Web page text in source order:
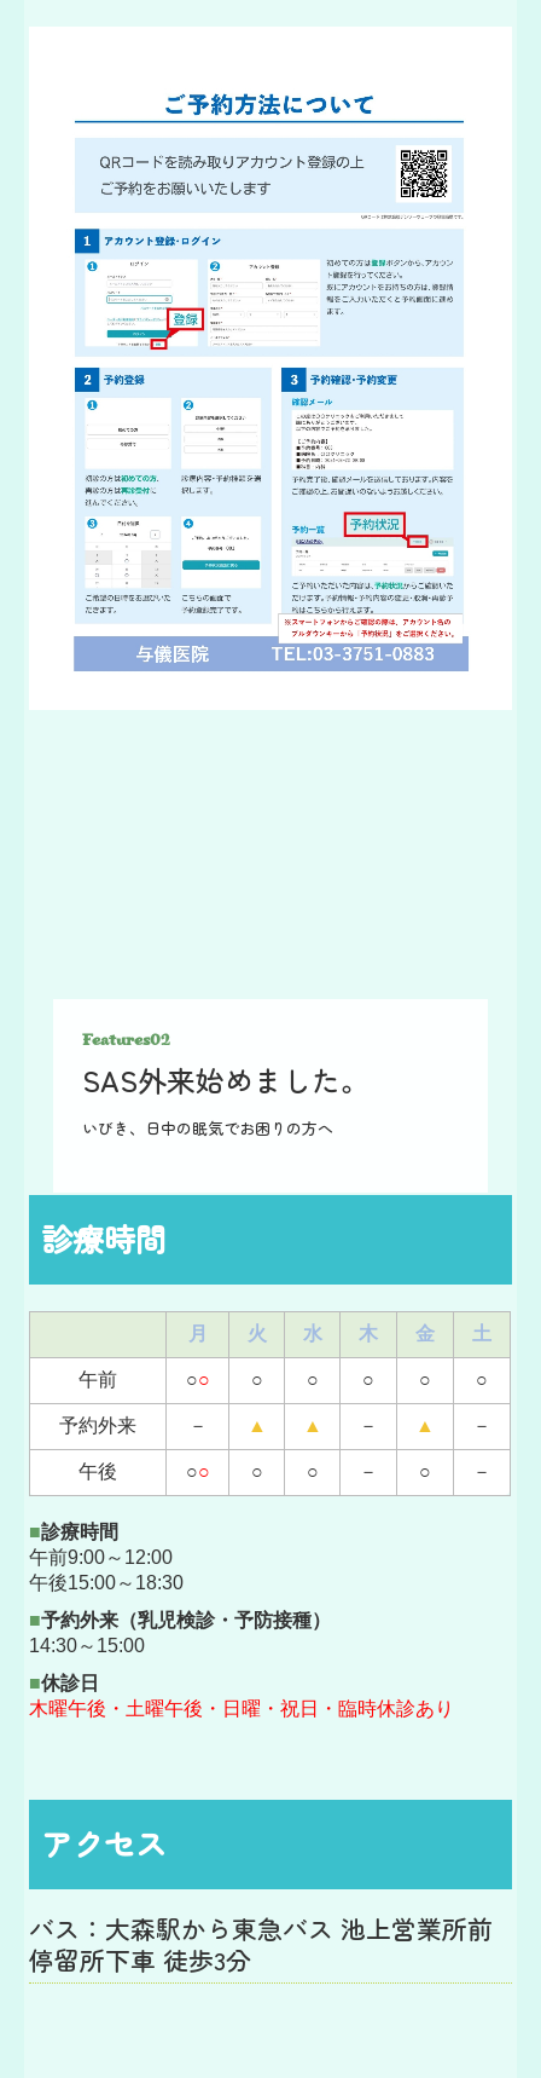
Features02
SAS外来始めました。
いびき、日中の眠気でお困りの方へ
診療時間
月 火 水 木 金 土
午前 ○○ ○ ○ ○ ○ ○
予約外来 － ▲ ▲ － ▲ －
午後 ○○ ○ ○ － ○ －
■診療時間
午前9:00～12:00
午後15:00～18:30
■予約外来（乳児検診・予防接種）
14:30～15:00
■休診日
木曜午後・土曜午後・日曜・祝日・ 臨時休診あり
アクセス
バス：大森駅から東急バス 池上営業所前
停留所下車 徒歩3分